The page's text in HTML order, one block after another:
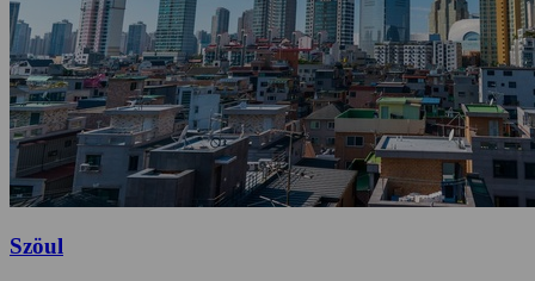
Szöul